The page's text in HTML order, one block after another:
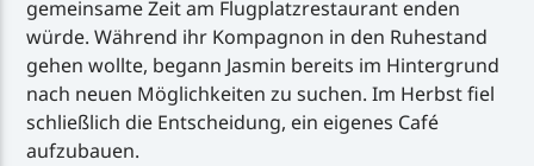
gemeinsame Zeit am Flugplatzrestaurant enden
würde. Während ihr Kompagnon in den Ruhestand
gehen wollte, begann Jasmin bereits im Hintergrund
nach neuen Möglichkeiten zu suchen. Im Herbst fiel
schließlich die Entscheidung, ein eigenes Café
aufzubauen.